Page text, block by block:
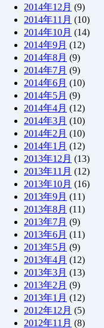
2014年12月 (9)
2014年11月 (10)
2014年10月 (14)
2014年9月 (12)
2014年8月 (9)
2014年7月 (9)
2014年6月 (10)
2014年5月 (9)
2014年4月 (12)
2014年3月 (10)
2014年2月 (10)
2014年1月 (12)
2013年12月 (13)
2013年11月 (12)
2013年10月 (16)
2013年9月 (11)
2013年8月 (11)
2013年7月 (9)
2013年6月 (11)
2013年5月 (9)
2013年4月 (12)
2013年3月 (13)
2013年2月 (9)
2013年1月 (12)
2012年12月 (5)
2012年11月 (8)